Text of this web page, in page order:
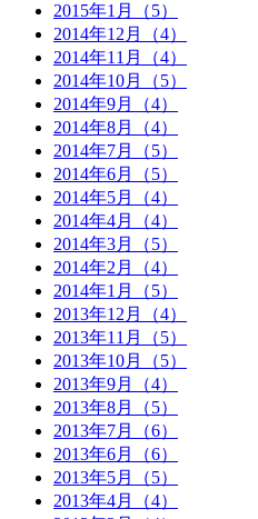
2015年1月（5）
2014年12月（4）
2014年11月（4）
2014年10月（5）
2014年9月（4）
2014年8月（4）
2014年7月（5）
2014年6月（5）
2014年5月（4）
2014年4月（4）
2014年3月（5）
2014年2月（4）
2014年1月（5）
2013年12月（4）
2013年11月（5）
2013年10月（5）
2013年9月（4）
2013年8月（5）
2013年7月（6）
2013年6月（6）
2013年5月（5）
2013年4月（4）